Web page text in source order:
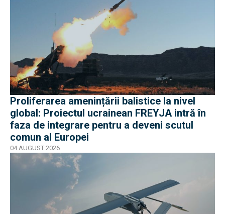
Proliferarea amenințării balistice la nivel
global: Proiectul ucrainean FREYJA intră în
faza de integrare pentru a deveni scutul
comun al Europei
04 AUGUST 2026